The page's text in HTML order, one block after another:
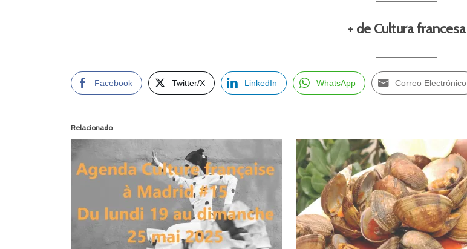
+ de Cultura francesa
Facebook Twitter/X LinkedIn WhatsApp Correo Electrónico
Relacionado